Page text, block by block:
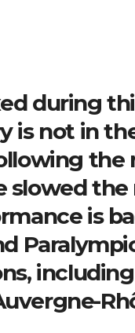
during
is not in
the
slowed
is